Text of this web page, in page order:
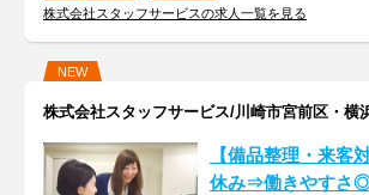
株式会社スタッフサービスの求人一覧を見る
NEW
株式会社スタッフサービス/川崎市宮前区・横
【備品整理・来客
休み⇒働きやすさ